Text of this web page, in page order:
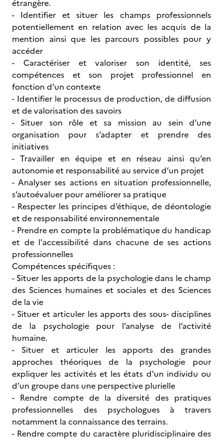
étrangère.
- Identifier et situer les champs professionnels
potentiellement en relation avec les acquis de la
mention ainsi que les parcours possibles pour y
accéder
- Caractériser et valoriser son identité, ses
compétences et son projet professionnel en
fonction d’un contexte
- Identifier le processus de production, de diffusion
et de valorisation des savoirs
- Situer son rôle et sa mission au sein d'une
organisation pour s’adapter et prendre des
initiatives
- Travailler en équipe et en réseau ainsi qu’en
autonomie et responsabilité au service d’un projet
- Analyser ses actions en situation professionnelle,
s’autoévaluer pour améliorer sa pratique
- Respecter les principes d’éthique, de déontologie
et de responsabilité environnementale
- Prendre en compte la problématique du handicap
et de l'accessibilité dans chacune de ses actions
professionnelles
Compétences spécifiques :
- Situer les apports de la psychologie dans le champ
des Sciences humaines et sociales et des Sciences
de la vie
- Situer et articuler les apports des sous- disciplines
de la psychologie pour l’analyse de l’activité
humaine.
- Situer et articuler les apports des grandes
approches théoriques de la psychologie pour
expliquer les activités et les états d'un individu ou
d’un groupe dans une perspective plurielle
- Rendre compte de la diversité des pratiques
professionnelles des psychologues à travers
notamment la connaissance des terrains.
- Rendre compte du caractère pluridisciplinaire des